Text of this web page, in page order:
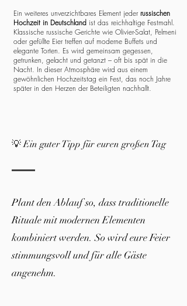
Ein weiteres unverzichtbares Element jeder russischen
Hochzeit in Deutschland ist das reichhaltige Festmahl.
Klassische russische Gerichte wie Olivier-Salat, Pelmeni
oder gefüllte Eier treffen auf moderne Buffets und
elegante Torten. Es wird gemeinsam gegessen,
getrunken, gelacht und getanzt – oft bis spät in die
Nacht. In dieser Atmosphäre wird aus einem
gewöhnlichen Hochzeitstag ein Fest, das noch Jahre
später in den Herzen der Beteiligten nachhallt.
💡 Ein guter Tipp für euren großen Tag
Plant den Ablauf so, dass traditionelle
Rituale mit modernen Elementen
kombiniert werden. So wird eure Feier
stimmungsvoll und für alle Gäste
angenehm.